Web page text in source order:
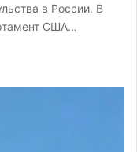
в России. В
США…